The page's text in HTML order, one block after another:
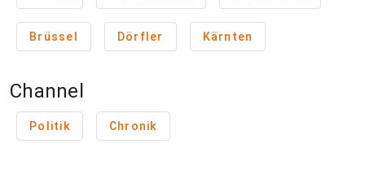
Brüssel Dörfler Kärnten
Channel
Politik Chronik